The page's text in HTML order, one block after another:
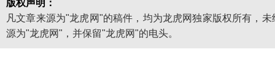
版权声明：
凡文章来源为"龙虎网"的稿件，均为龙虎网独家版权所有，
源为"龙虎网"，并保留"龙虎网"的电头。